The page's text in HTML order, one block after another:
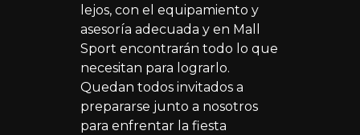
lejos, con el equipamiento y
asesoría adecuada y en Mall
Sport encontrarán todo lo que
necesitan para lograrlo.
Quedan todos invitados a
prepararse junto a nosotros
para enfrentar la fiesta